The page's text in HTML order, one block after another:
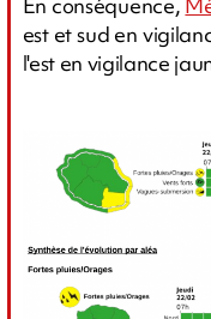
est et sud en
l'est en vigilance